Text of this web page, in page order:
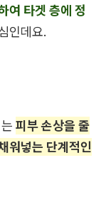
여 타겟 층에 정
인데요.
피부 손상을 줄
워넣는 단계적인